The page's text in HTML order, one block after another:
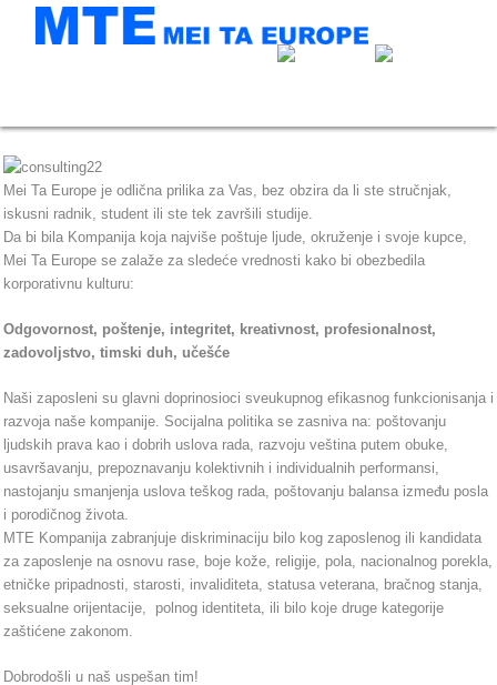
Mei Ta Europe je odlična prilika za Vas, bez obzira da li ste stručnjak,
iskusni radnik, student ili ste tek završili studije.
Da bi bila Kompanija koja najviše poštuje ljude, okruženje i svoje kupce,
Mei Ta Europe se zalaže za sledeće vrednosti kako bi obezbedila
korporativnu kulturu:
Odgovornost, poštenje, integritet, kreativnost, profesionalnost,
zadovoljstvo, timski duh, učešće
Naši zaposleni su glavni doprinosioci sveukupnog efikasnog funkcionisanja i
razvoja naše kompanije. Socijalna politika se zasniva na: poštovanju
ljudskih prava kao i dobrih uslova rada, razvoju veština putem obuke,
usavršavanju, prepoznavanju kolektivnih i individualnih performansi,
nastojanju smanjenja uslova teškog rada, poštovanju balansa između posla
i porodičnog života.
MTE Kompanija zabranjuje diskriminaciju bilo kog zaposlenog ili kandidata
za zaposlenje na osnovu rase, boje kože, religije, pola, nacionalnog porekla,
etničke pripadnosti, starosti, invaliditeta, statusa veterana, bračnog stanja,
seksualne orijentacije, polnog identiteta, ili bilo koje druge kategorije
zaštićene zakonom.
Dobrodošli u naš uspešan tim!